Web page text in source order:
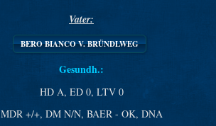
Vater:
BERO BIANCO V. BRÜNDLWEG
Gesundh.:
HD A, ED 0, LTV 0
MDR +/+, DM N/N, BAER - OK, DNA